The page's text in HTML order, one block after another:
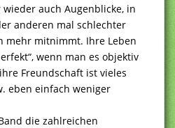
auch Augenblicke, in
anderen mal schlechter
mehr mitnimmt. Ihre Leben
wenn man es objektiv
Freundschaft ist vieles
eben einfach weniger
die zahlreichen